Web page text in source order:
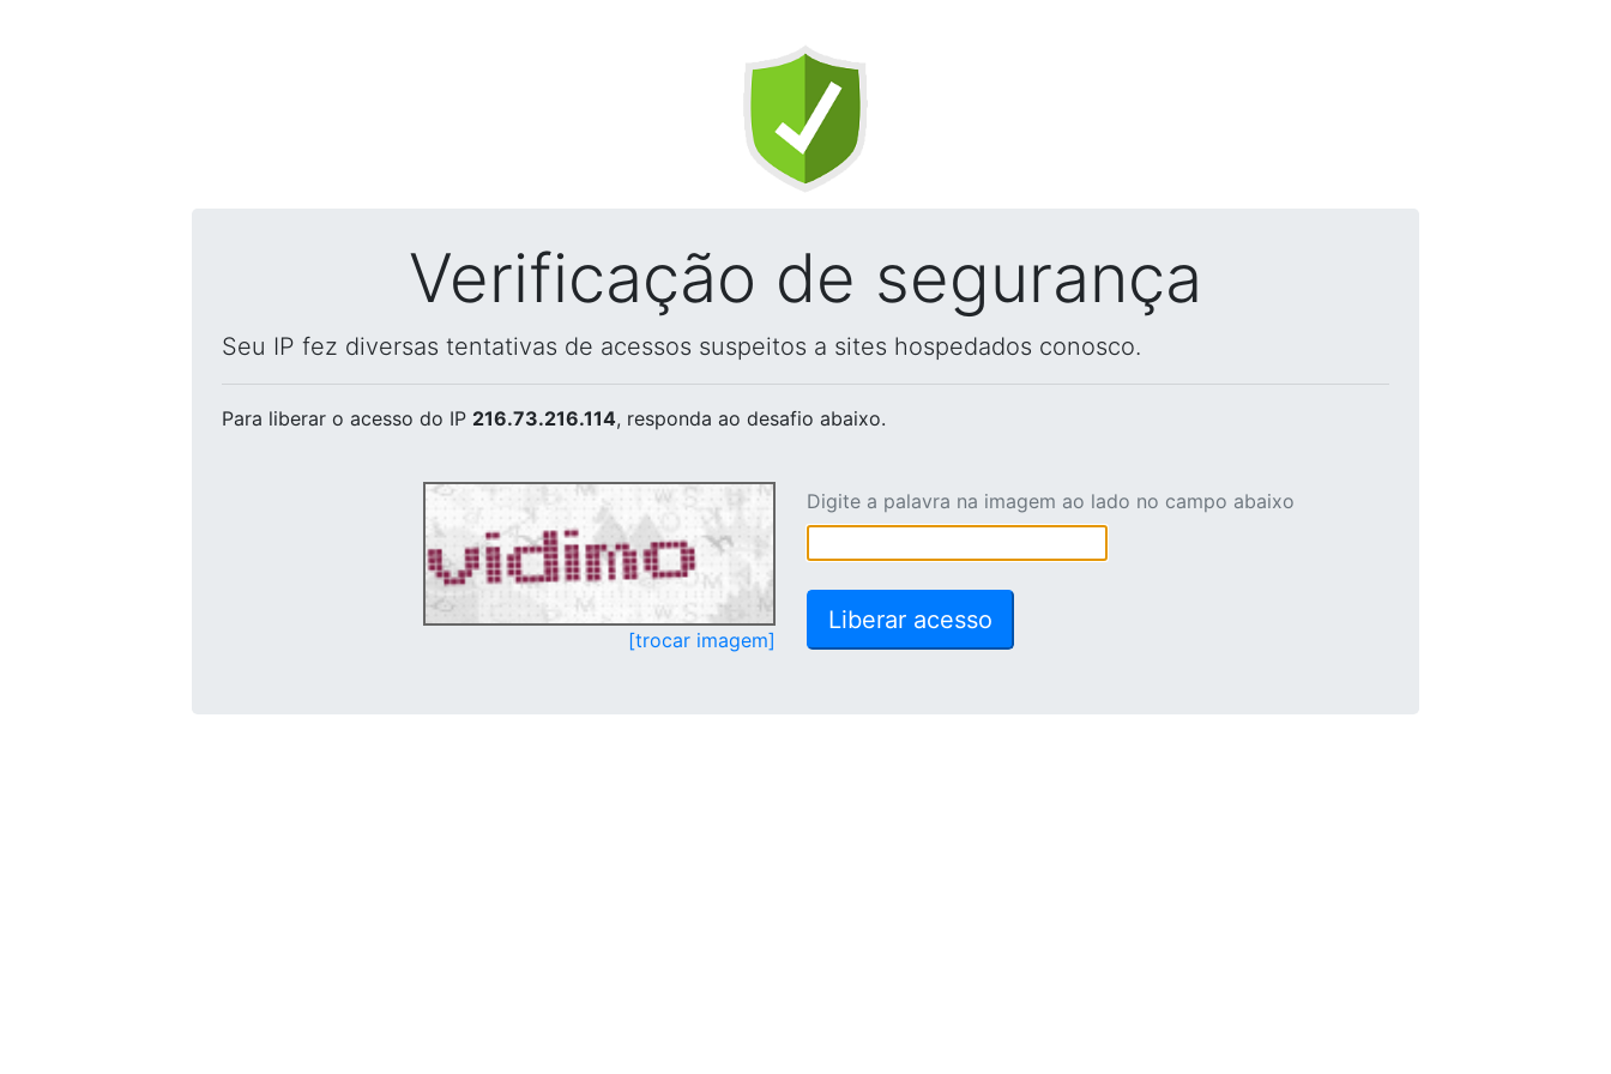
Verificação de segurança
Seu IP fez diversas tentativas de acessos suspeitos a sites hospedados conosco.
Para liberar o acesso do IP 216.73.216.114, responda ao desafio abaixo.
[trocar imagem]
Digite a palavra na imagem ao lado no campo abaixo